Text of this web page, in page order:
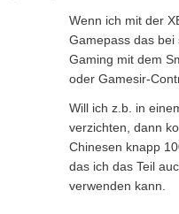
Wenn ich mit der
Gamepass das bei
Gaming mit dem
oder Gamesir-
Will ich z.b. in
verzichten, dann
Chinesen knapp
das ich das Teil
verwenden kann.